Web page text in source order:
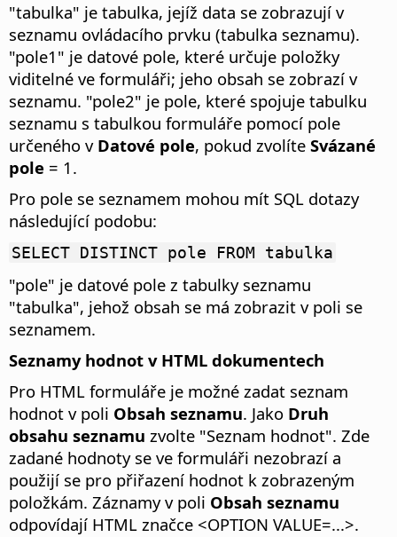
"tabulka" je tabulka, jejíž data se zobrazují v
seznamu ovládacího prvku (tabulka seznamu).
"pole1" je datové pole, které určuje položky
viditelné ve formuláři; jeho obsah se zobrazí v
seznamu. "pole2" je pole, které spojuje tabulku
seznamu s tabulkou formuláře pomocí pole
určeného v Datové pole, pokud zvolíte Svázané
pole = 1.
Pro pole se seznamem mohou mít SQL dotazy
následující podobu:
SELECT DISTINCT pole FROM tabulka
"pole" je datové pole z tabulky seznamu
"tabulka", jehož obsah se má zobrazit v poli se
seznamem.
Seznamy hodnot v HTML dokumentech
Pro HTML formuláře je možné zadat seznam
hodnot v poli Obsah seznamu. Jako Druh
obsahu seznamu zvolte "Seznam hodnot". Zde
zadané hodnoty se ve formuláři nezobrazí a
použijí se pro přiřazení hodnot k zobrazeným
položkám. Záznamy v poli Obsah seznamu
odpovídají HTML značce <OPTION VALUE=...>.